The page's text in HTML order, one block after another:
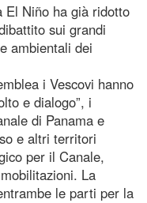
El Niño ha già ridotto
sui grandi
ambientali dei
i Vescovi hanno
e dialogo”, i
di Panama e
e altri territori
per il Canale,
La
le parti per la